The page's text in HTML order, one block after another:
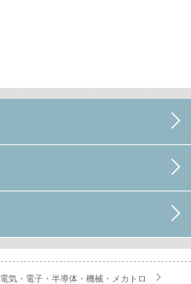
電気・電子・半導体・機械・メカトロ